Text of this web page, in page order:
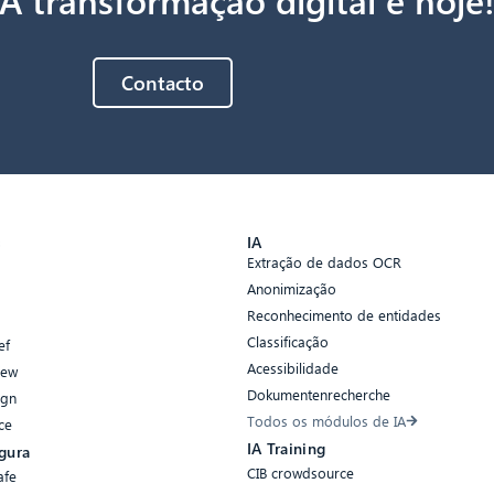
Contacto
IA
Extração de dados OCR
Anonimização
Reconhecimento de entidades
Classificação
Acessibilidade
Dokumentenrecherche
Todos os módulos de IA
IA Training
CIB crowdsource